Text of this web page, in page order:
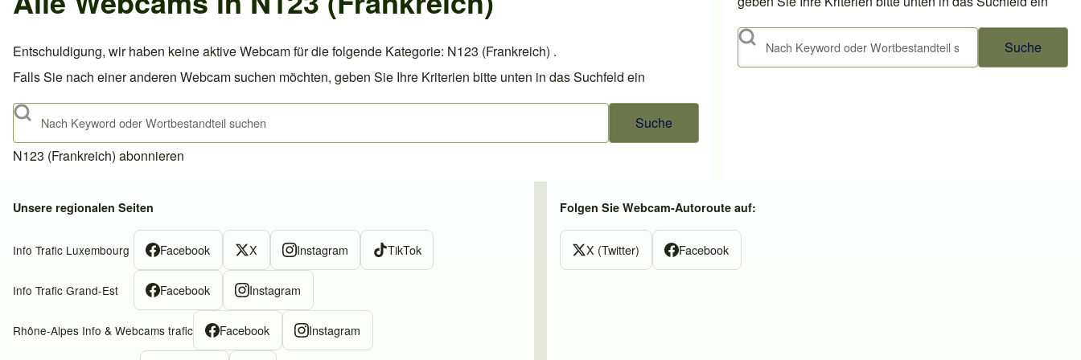
Entschuldigung, wir haben keine aktive Webcam für die folgende Kategorie: N123 (Frankreich) .
Falls Sie nach einer anderen Webcam suchen möchten, geben Sie Ihre Kriterien bitte unten in das Suchfeld ein
Suche
N123 (Frankreich) abonnieren
Suche
Unsere regionalen Seiten
Info Trafic Luxembourg Facebook X Instagram TikTok
Info Trafic Grand-Est Facebook Instagram
Rhône-Alpes Info & Webcams trafic Facebook Instagram
Folgen Sie Webcam-Autoroute auf:
X (Twitter) Facebook